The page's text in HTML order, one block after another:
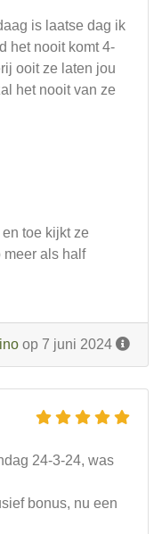
is laatse dag ik
het nooit komt 4-
ooit ze laten jou
het nooit van ze
toe kijkt ze
meer als half
op 7 juni 2024
24-3-24, was
bonus, nu een